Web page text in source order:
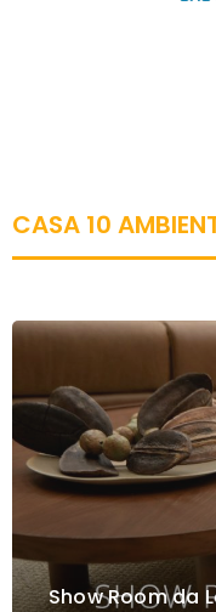
CASA 10
Show Room da